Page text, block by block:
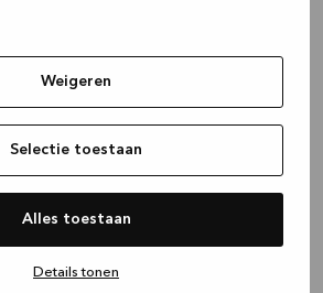
Weigeren
Selectie toestaan
Alles toestaan
Details tonen
(see the browser console for more
information).